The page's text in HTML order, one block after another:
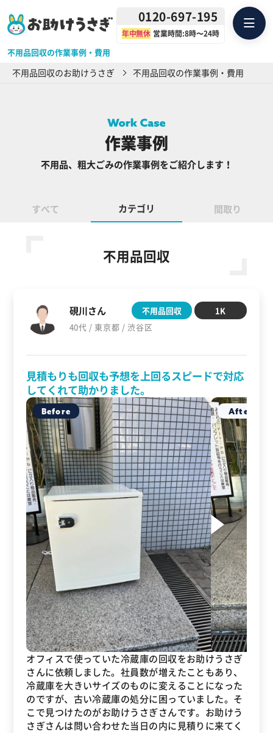
不用品回収の作業事例・費用
0120-697-195
年中無休 営業時間:8時〜24時
不用品回収のお助けうさぎ 不用品回収の作業事例・費用
作業事例
不用品、粗大ごみの作業事例をご紹介します！
すべて カテゴリ 間取り
不用品回収
硯川さん
40代 / 東京都 / 渋谷区
不用品回収 1K
見積もりも回収も予想を上回るスピードで対応
してくれて助かりました。
オフィスで使っていた冷蔵庫の回収をお助けうさぎ
さんに依頼しました。社員数が増えたこともあり、
冷蔵庫を大きいサイズのものに変えることになった
のですが、古い冷蔵庫の処分に困っていました。そ
こで見つけたのがお助けうさぎさんです。お助けう
さぎさんは問い合わせた当日の内に見積りに来てく